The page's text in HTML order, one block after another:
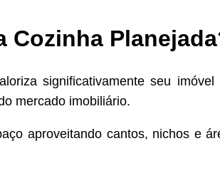
Cozinha
significativamente seu
mercado imobiliário.
aproveitando cantos, nichos e